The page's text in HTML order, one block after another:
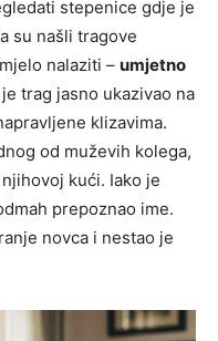
stepenice gdje je
su našli tragove
nalaziti – umjetno
trag jasno ukazivao na
klizavima.
od muževih kolega,
kući. Iako je
prepoznao ime.
novca i nestao je